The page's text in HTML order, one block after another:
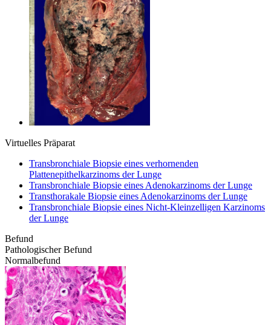
Virtuelles Präparat
Transbronchiale Biopsie eines verhornenden
Plattenepithelkarzinoms der Lunge
Transbronchiale Biopsie eines Adenokarzinoms der Lunge
Transthorakale Biopsie eines Adenokarzinoms der Lunge
Transbronchiale Biopsie eines Nicht-Kleinzelligen Karzinoms
der Lunge
Befund
Pathologischer Befund
Normalbefund